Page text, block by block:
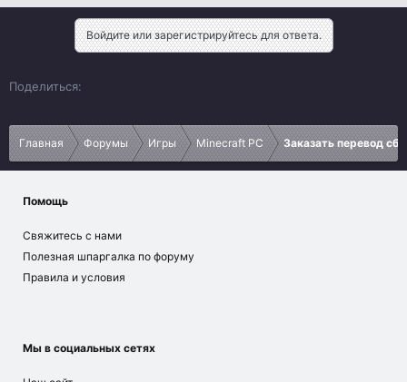
и
Войдите или зарегистрируйтесь для ответа.
Поделиться:
Главная Форумы Игры Minecraft PC Заказать перевод
Помощь
Свяжитесь с нами
Полезная шпаргалка по форуму
Правила и условия
Мы в социальных сетях